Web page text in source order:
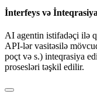
İnterfeys və İnteqrasiya
AI agentin istifadəçi ilə
API-lər vasitəsilə
poçt və s.) inteqrasiya
prosesləri təşkil edilir.